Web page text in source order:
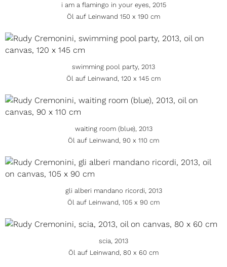
i am a flamingo in your eyes, 2015
Öl auf Leinwand 150 x 190 cm
swimming pool party, 2013
Öl auf Leinwand, 120 x 145 cm
waiting room (blue), 2013
Öl auf Leinwand, 90 x 110 cm
gli alberi mandano ricordi, 2013
Öl auf Leinwand, 105 x 90 cm
scia, 2013
Öl auf Leinwand, 80 x 60 cm